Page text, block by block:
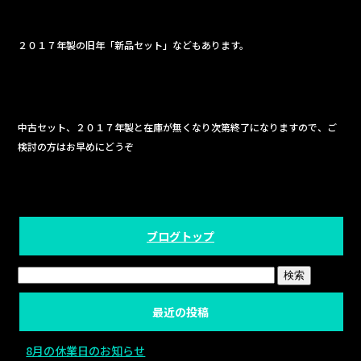
２０１７年製の旧年「新品セット」などもあります。
中古セット、２０１７年製と在庫が無くなり次第終了になりますので、ご
検討の方はお早めにどうぞ
ブログトップ
最近の投稿
8月の休業日のお知らせ